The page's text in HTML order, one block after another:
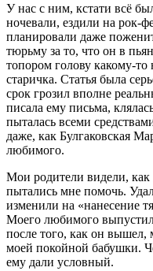
У нас с ним, кстати всё
ночевали, ездили на рок-
планировали даже
тюрьму за то, что он в
топором голову какому-то
старичка. Статья была
срок грозил вполне
писала ему письма,
пыталась всеми
даже, как Булгаковская
любимого.
Мои родители видели,
пытались мне помочь.
изменили на «нанесение
Моего любимого
после того, как он вышел,
моей покойной бабушки.
ему дали условный.